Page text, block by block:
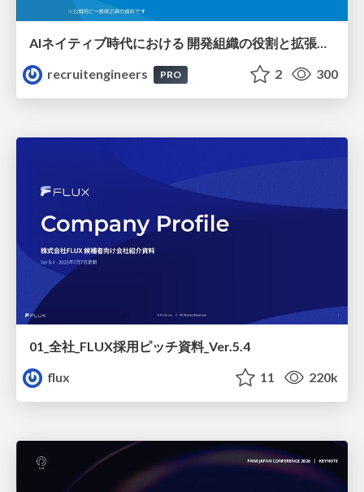
AIネイティブ時代における 開発組織の役割と拡張の可能性
recruitengineers
PRO 2 300
01_全社_FLUX採用ピッチ資料_Ver.5.4
flux
11 220k